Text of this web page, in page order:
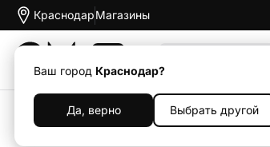
Краснодар
Ваш город Краснодар?
Да, верно Выбрать другой
Магазины
Каталог Аксессуары Чехлы
Кобура VLP Charm Case